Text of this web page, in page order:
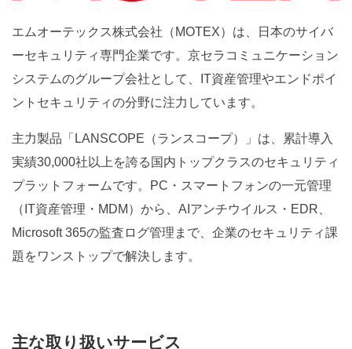
エムオーテックス株式会社（MOTEX）は、日本のサイバ
ーセキュリティ専門企業です。京セラコミュニケーション
システムのグループ会社として、IT資産管理やエンドポイ
ントセキュリティの分野に注力しています。
主力製品「LANSCOPE（ランスコープ）」は、累計導入
実績30,000社以上を誇る国内トップクラスのセキュリティ
プラットフォームです。PC・スマートフォンの一元管理
（IT資産管理・MDM）から、AIアンチウイルス・EDR、
Microsoft 365の監査ログ管理まで、企業のセキュリティ課
題をワンストップで解決します。
主な取り扱いサービス